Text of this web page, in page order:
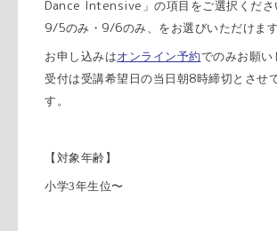
Dance Intensive 」の項目をご選択くださ
9/5のみ・ 9/6のみ、をお選びいただけます
お申し込みはオンライン予約でのみお願い
受付は受講希望日の当日朝8時締切とさせ
す。
【対象年齢】
小学3年生位〜